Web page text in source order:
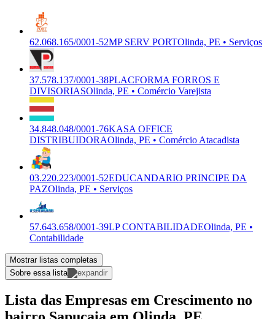
62.068.165/0001-52MP SERV PORTOlinda, PE • Serviços
37.578.137/0001-38PLACFORMA FORROS E
DIVISORIASOlinda, PE • Comércio Varejista
34.848.048/0001-76KASA OFFICE
DISTRIBUIDORAOlinda, PE • Comércio Atacadista
03.220.223/0001-52EDUCANDARIO PRINCIPE DA
PAZOlinda, PE • Serviços
57.643.658/0001-39LP CONTABILIDADEOlinda, PE •
Contabilidade
Mostrar listas completas
Sobre essa lista
Lista das Empresas em Crescimento no